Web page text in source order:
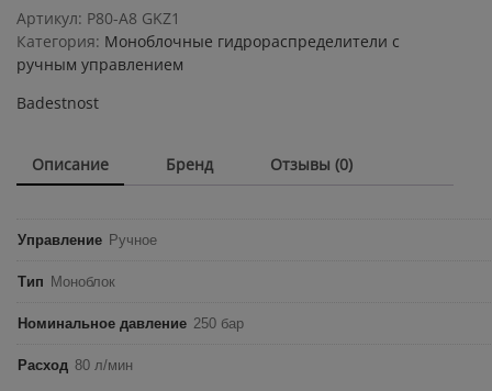
ручным
управлением
Badestnost
P80-
A8
Артикул: P80-A8 GKZ1
Категория: Моноблочные гидрораспределители с
ручным управлением
Badestnost
Описание Бренд Отзывы (0)
Управление Ручное
Тип Моноблок
Номинальное давление 250 бар
Расход 80 л/мин